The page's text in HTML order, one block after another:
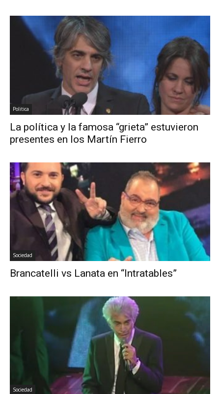
Politica
La política y la famosa “grieta” estuvieron
presentes en los Martín Fierro
Sociedad
Brancatelli vs Lanata en “Intratables”
Sociedad